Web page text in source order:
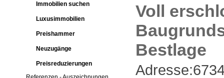
Immobilien suchen
Luxusimmobilien
Preishammer
Neuzugänge
Preisreduzierungen
Voll
Bestlage